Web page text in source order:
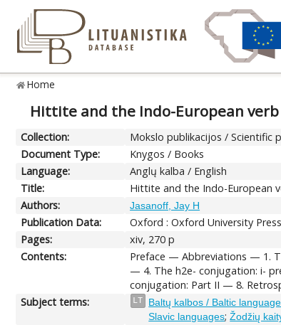
Home
Hittite and the Indo-European verb
Collection:
Mokslo publikacijos / Scientific
Document Type:
Knygos / Books
Language:
Anglų kalba / English
Title:
Hittite and the Indo-European
Authors:
Jasanoff, Jay H
Publication Data:
Oxford : Oxford University
Pages:
xiv, 270 p
Contents:
Preface — Abbreviations — 1.
— 4. The h2e- conjugation: i-
conjugation: Part II — 8.
Subject terms:
LT Baltų kalbos / Baltic
Slavic languages;Žodžių